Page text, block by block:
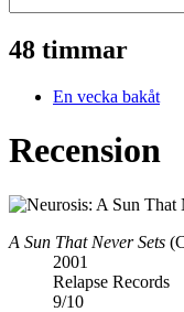
48 timmar
En vecka bakåt
Recension
A Sun That Never Sets
2001
Relapse Records
9/10